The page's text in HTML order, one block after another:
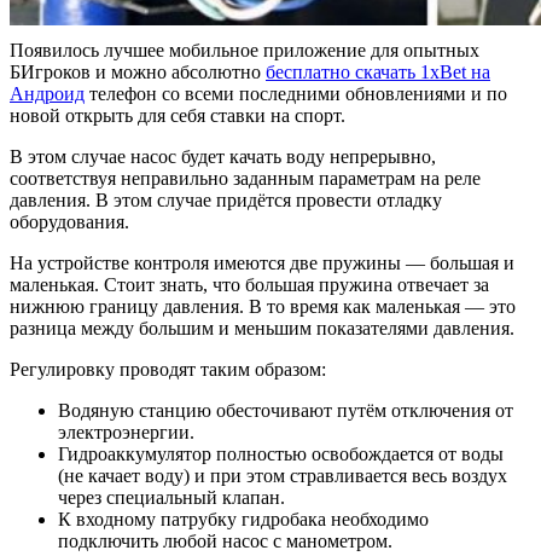
Появилось лучшее мобильное приложение для опытных
БИгроков и можно абсолютно бесплатно скачать 1xBet на
Андроид телефон со всеми последними обновлениями и по
новой открыть для себя ставки на спорт.
В этом случае насос будет качать воду непрерывно,
соответствуя неправильно заданным параметрам на реле
давления. В этом случае придётся провести отладку
оборудования.
На устройстве контроля имеются две пружины — большая и
маленькая. Стоит знать, что большая пружина отвечает за
нижнюю границу давления. В то время как маленькая — это
разница между большим и меньшим показателями давления.
Регулировку проводят таким образом:
Водяную станцию обесточивают путём отключения от
электроэнергии.
Гидроаккумулятор полностью освобождается от воды
(не качает воду) и при этом стравливается весь воздух
через специальный клапан.
К входному патрубку гидробака необходимо
подключить любой насос с манометром.